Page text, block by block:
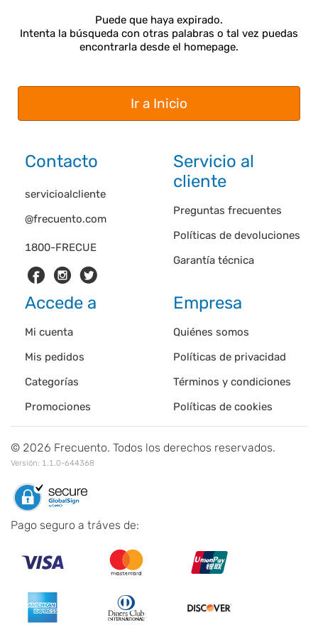
Puede que haya expirado.
Intenta la búsqueda con otras palabras o tal vez puedas
encontrarla desde el homepage.
Ir a Inicio
Contacto
1800-FRECUE
servicioalcliente
@frecuento.com
Servicio al
cliente
Preguntas frecuentes
Políticas de devoluciones
Garantía técnica
Accede a
Mi cuenta
Mis pedidos
Categorías
Promociones
Empresa
Quiénes somos
Políticas de privacidad
Términos y condiciones
Políticas de cookies
© 2026 Frecuento. Todos los derechos reservados.
Versión: 1.1.0-644368
Pago seguro a tráves de: